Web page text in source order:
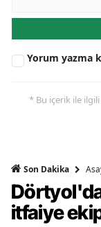
Yorum yazma
* Bu içerik ile
Son Dakika
Dörtyol'da
itfaiye